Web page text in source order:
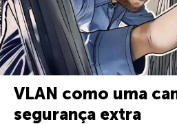
VLAN como uma
segurança extra